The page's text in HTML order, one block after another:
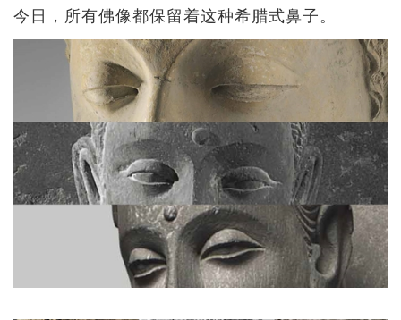
今日，所有佛像都保留着这种希腊式鼻子。